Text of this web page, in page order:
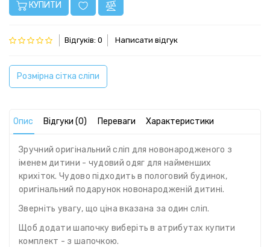
КУПИТИ
Відгуків: 0 Написати відгук
Розмірна сітка сліпи
Опис Відгуки (0) Переваги Характеристики
Зручний оригінальний сліп для новонародженого з
іменем дитини - чудовий одяг для найменших
крихіток. Чудово підходить в пологовий будинок,
оригінальний подарунок новонародженій дитині.
Зверніть увагу, що ціна вказана за один сліп.
Щоб додати шапочку виберіть в атрибутах купити
комплект - з шапочкою.